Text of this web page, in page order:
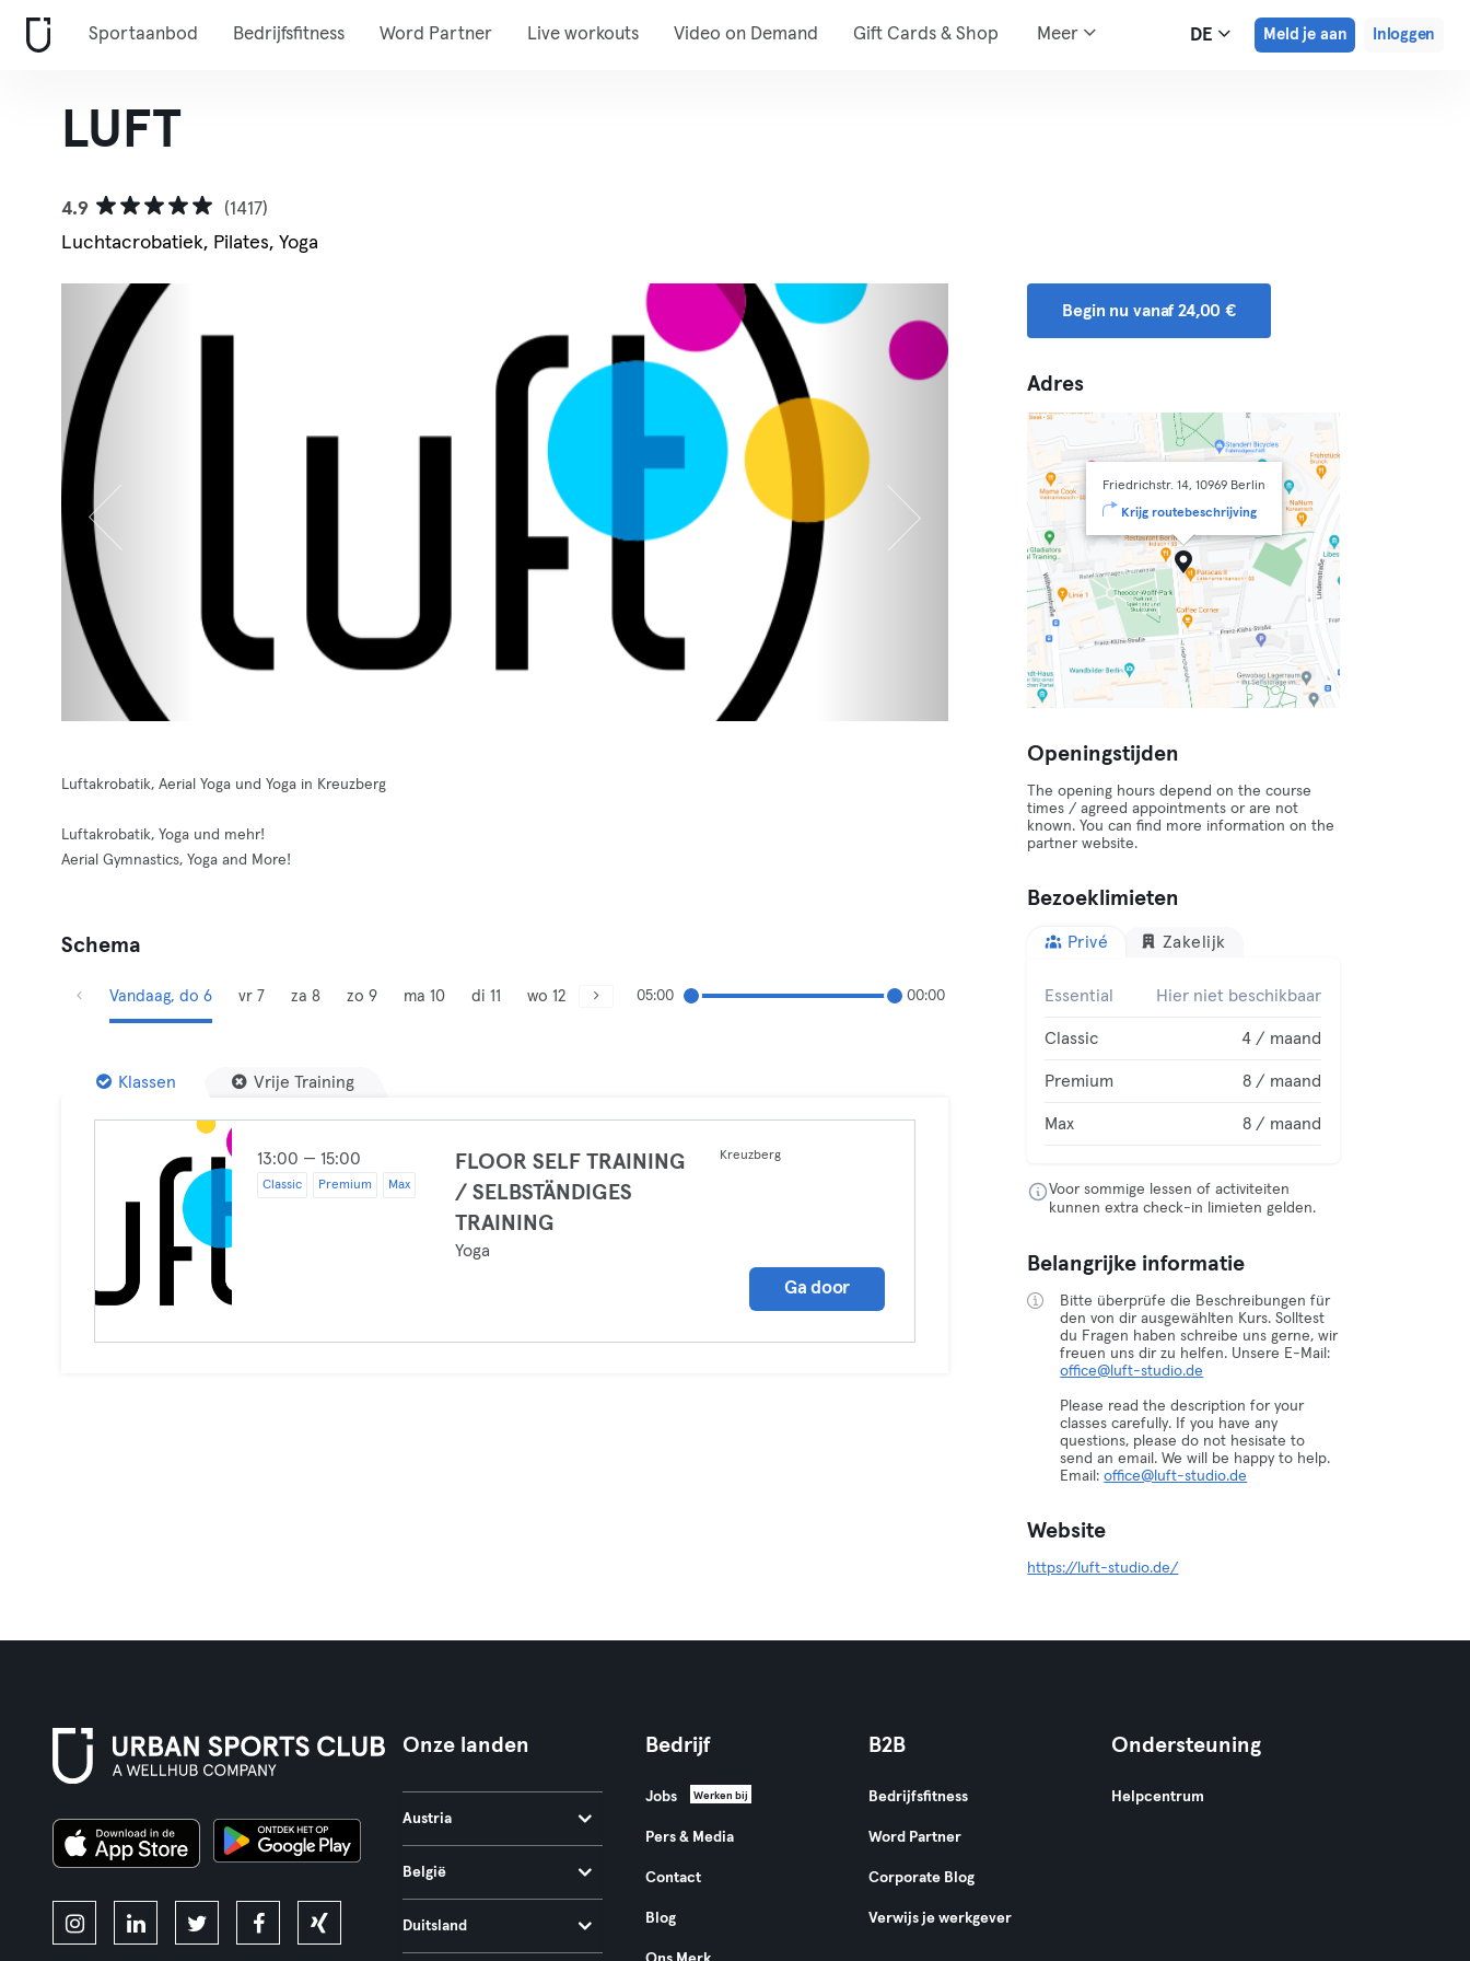
Sportaanbod Bedrijfsfitness Word Partner Live workouts Video on Demand Gift Cards & Shop Meer DE Meld je aan Inloggen
LUFT
4.9
(1417)
Luchtacrobatiek, Pilates, Yoga
Luftakrobatik, Aerial Yoga und Yoga in Kreuzberg
Luftakrobatik, Yoga und mehr!
Aerial Gymnastics, Yoga and More!
Schema
Vandaag, do 6 vr 7 za 8 zo 9 ma 10 di 11 wo 12 05:00 00:00
Klassen Vrije Training
13:00 — 15:00
Classic Premium Max
FLOOR SELF TRAINING
/ SELBSTÄNDIGES
TRAINING
Yoga
Kreuzberg
Ga door
Begin nu vanaf 24,00 €
Adres
Friedrichstr. 14, 10969 Berlin
Krijg routebeschrijving
Openingstijden
The opening hours depend on the course
times / agreed appointments or are not
known. You can find more information on the
partner website.
Bezoeklimieten
Privé Zakelijk
Essential Hier niet beschikbaar
Classic 4 / maand
Premium 8 / maand
Max 8 / maand
Voor sommige lessen of activiteiten
kunnen extra check-in limieten gelden.
Belangrijke informatie
Bitte überprüfe die Beschreibungen für
den von dir ausgewählten Kurs. Solltest
du Fragen haben schreibe uns gerne, wir
freuen uns dir zu helfen. Unsere E-Mail:
office@luft-studio.de
Please read the description for your
classes carefully. If you have any
questions, please do not hesisate to
send an email. We will be happy to help.
Email:office@luft-studio.de
Website
https://luft-studio.de/
Onze landen
Austria
België
Duitsland
Bedrijf
Jobs Werken bij
Pers & Media
Contact
Blog
B2B
Bedrijfsfitness
Word Partner
Corporate Blog
Verwijs je werkgever
Ondersteuning
Helpcentrum